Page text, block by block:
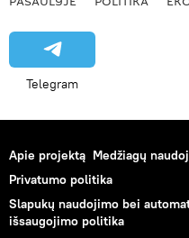
Telegram
Apie projektą Medžiagų
Privatumo politika
Slapukų naudojimo bei
išsaugojimo politika